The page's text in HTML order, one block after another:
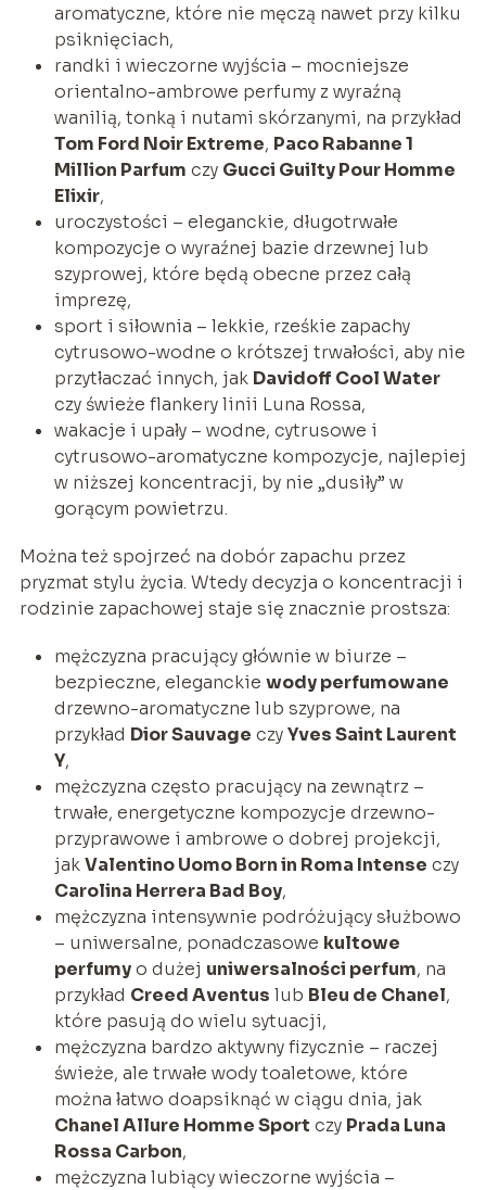
aromatyczne, które nie męczą nawet przy kilku
psiknięciach,
randki i wieczorne wyjścia – mocniejsze
orientalno-ambrowe perfumy z wyraźną
wanilią, tonką i nutami skórzanymi, na przykład
Tom Ford Noir Extreme, Paco Rabanne 1
Million Parfum czy Gucci Guilty Pour Homme
Elixir,
uroczystości – eleganckie, długotrwałe
kompozycje o wyraźnej bazie drzewnej lub
szyprowej, które będą obecne przez całą
imprezę,
sport i siłownia – lekkie, rześkie zapachy
cytrusowo-wodne o krótszej trwałości, aby nie
przytłaczać innych, jak Davidoff Cool Water
czy świeże flankery linii Luna Rossa,
wakacje i upały – wodne, cytrusowe i
cytrusowo-aromatyczne kompozycje, najlepiej
w niższej koncentracji, by nie „dusiły” w
gorącym powietrzu.
Można też spojrzeć na dobór zapachu przez
pryzmat stylu życia. Wtedy decyzja o koncentracji i
rodzinie zapachowej staje się znacznie prostsza:
mężczyzna pracujący głównie w biurze –
bezpieczne, eleganckie wody perfumowane
drzewno-aromatyczne lub szyprowe, na
przykład Dior Sauvage czyYves Saint Laurent
Y,
mężczyzna często pracujący na zewnątrz –
trwałe, energetyczne kompozycje drzewno-
przyprawowe i ambrowe o dobrej projekcji,
jakValentino Uomo Born in Roma Intense czy
Carolina Herrera Bad Boy,
mężczyzna intensywnie podróżujący służbowo
– uniwersalne, ponadczasowe kultowe
perfumyo dużej uniwersalności perfum, na
przykład Creed Aventus lub Bleu de Chanel,
które pasują do wielu sytuacji,
mężczyzna bardzo aktywny fizycznie – raczej
świeże, ale trwałe wody toaletowe, które
można łatwo doapsiknąć w ciągu dnia, jak
Chanel Allure Homme Sport czy Prada Luna
Rossa Carbon,
mężczyzna lubiący wieczorne wyjścia –